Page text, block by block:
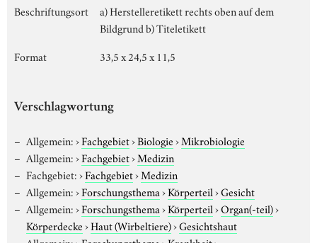
Beschriftungsort
a) Herstelleretikett rechts oben auf dem
Bildgrund b) Titeletikett
Format
33,5 x 24,5 x 11,5
Verschlagwortung
Allgemein:›Fachgebiet›Biologie›Mikrobiologie
Allgemein:›Fachgebiet›Medizin
Fachgebiet:›Fachgebiet›Medizin
Allgemein:›Forschungsthema›Körperteil›Gesicht
Allgemein:›Forschungsthema›Körperteil›Organ(-teil)›
Körperdecke›Haut (Wirbeltiere)›Gesichtshaut